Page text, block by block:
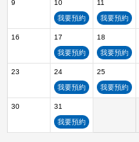
9 10 11
我要預約
我要預約
16 17 18
我要預約
我要預約
23 24 25
我要預約
我要預約
30
31
我要預約